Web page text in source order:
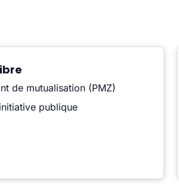
de mutualisation (PMZ)
publique